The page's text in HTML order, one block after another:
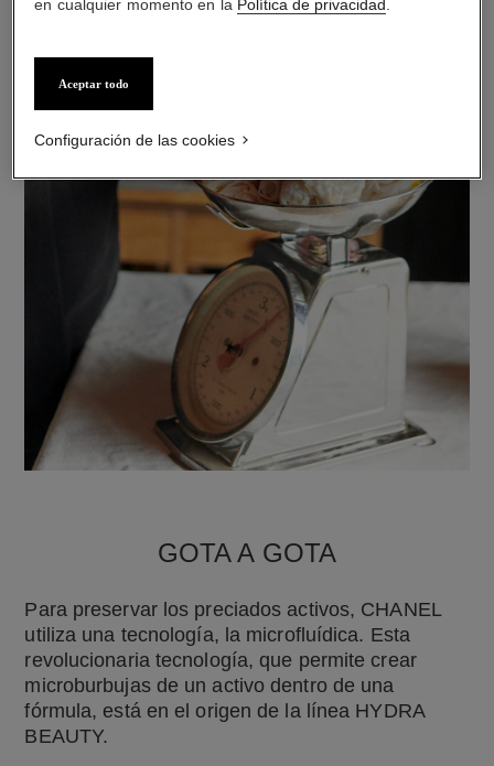
GOTA A GOTA
Para preservar los preciados activos, CHANEL
utiliza una tecnología, la microfluídica. Esta
revolucionaria tecnología, que permite crear
microburbujas de un activo dentro de una
fórmula, está en el origen de la línea HYDRA
BEAUTY.
en cualquier momento en la Política de privacidad
Aceptar todo
Configuración de las cookies